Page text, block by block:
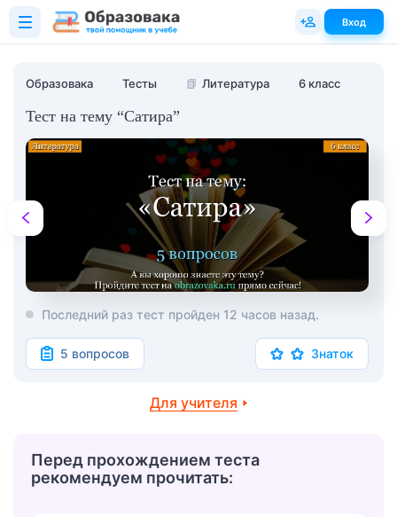
Образовака Тесты 📗 Литература 6 класс
Тест на тему “Сатира”
Последний раз тест пройден 12 часов назад.
5 вопросов Знаток
Для учителя
Перед прохождением теста
рекомендуем прочитать:
Вход